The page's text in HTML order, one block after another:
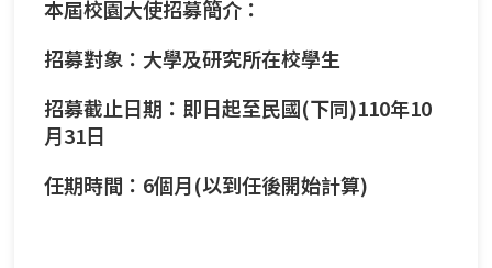
本屆校園大使招募簡介：
招募對象：大學及研究所在校學生
招募截止日期：即日起至民國(下同)110年10
月31日
任期時間：6個月(以到任後開始計算)